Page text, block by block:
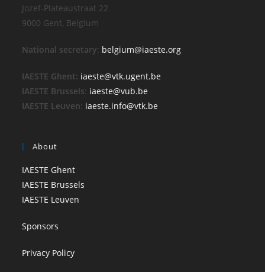
Jozef-Plateaustraat 22
9000 Gent, Belgium
National secretary: belgium@iaeste.org
IAESTE Ghent: iaeste@vtk.ugent.be
IAESTE Brussels: iaeste@vub.be
IAESTE Leuven: iaeste.info@vtk.be
About
IAESTE Ghent
IAESTE Brussels
IAESTE Leuven
Sponsors
Privacy Policy